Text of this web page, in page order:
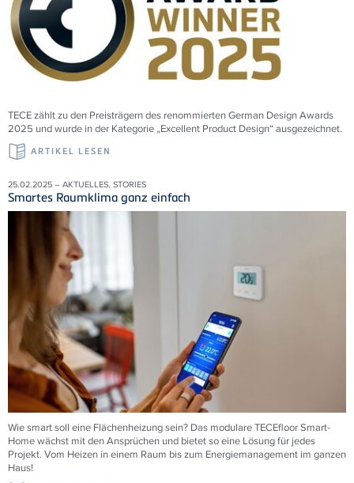
TECE zählt zu den Preisträgern des renommierten German Design Awards
2025 und wurde in der Kategorie „Excellent Product Design“ ausgezeichnet.
ARTIKEL LESEN
25.02.2025 – AKTUELLES, STORIES
Smartes Raumklima ganz einfach
Wie smart soll eine Flächenheizung sein? Das modulareTECEfloor Smart-
Home wächst mit den Ansprüchen und bietet so eine Lösung für jedes
Projekt. Vom Heizen in einem Raum bis zum Energiemanagement im ganzen
Haus!